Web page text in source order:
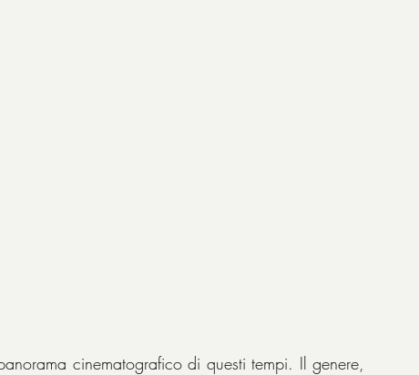
cinematografico di questi tempi. Il genere,